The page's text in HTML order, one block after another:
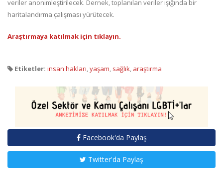
veriler anonimleştirilecek. Dernek, toplanılan veriler ışığında bir
haritalandırma çalışması yürütecek.
Araştırmaya katılmak için tıklayın.
Etiketler: insan hakları,yaşam, sağlık, araştırma
Facebook'da Paylaş
Twitter'da Paylaş